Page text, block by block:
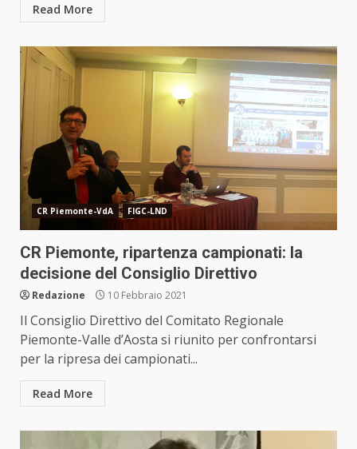
Read More
CR Piemonte-VdA FIGC-LND
CR Piemonte, ripartenza campionati: la
decisione del Consiglio Direttivo
Redazione 10 Febbraio 2021
Il Consiglio Direttivo del Comitato Regionale
Piemonte-Valle d’Aosta si riunito per confrontarsi
per la ripresa dei campionati...
Read More